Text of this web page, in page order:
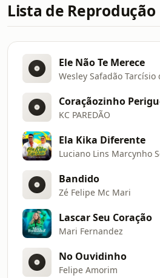
Lista de Reprodução
Ele Não Te Merece
KC PAREDÃO
Ela Kika Diferente
Luciano Lins Marcynho
Bandido
Zé Felipe Mc Mari
Lascar Seu Coração
Mari Fernandez
No Ouvidinho
Felipe Amorim